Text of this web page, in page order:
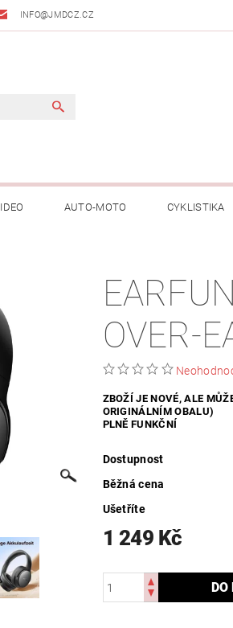
INFO@JMDCZ.CZ
AUTO-MOTO CYKLISTIKA
KONCERTNÍ TECHNIKA /
OSVĚTLENÍ
ZABEZPEČOVACÍ SYSTÉMY ZDRAVÍ /
KONTAKTY
OVER-
ZBOŽÍ JE NOVÉ, ALE
ORIGINÁLNÍM OBALU)
PLNĚ FUNKČNÍ
Dostupnost
Běžná cena
Ušetříte
1 249 Kč